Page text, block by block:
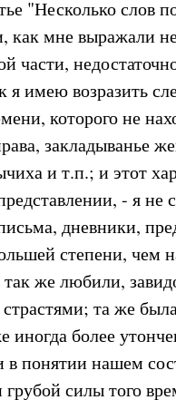
"Несколько слов
как мне выражали
части,
я имею возразить
которого не
закладыванье
и т.п.; и этот
- я не
дневники,
степени, чем
же любили,
страстями; та же
иногда более
понятии нашем
грубой силы того